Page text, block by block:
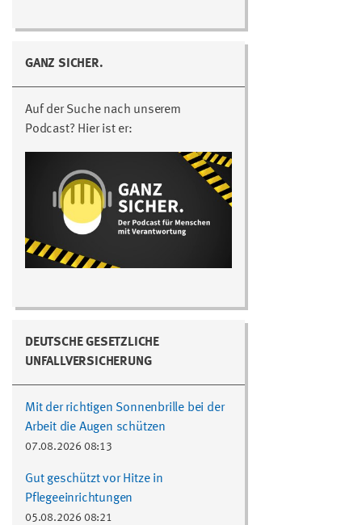
GANZ SICHER.
Auf der Suche nach unserem
Podcast? Hier ist er:
DEUTSCHE GESETZLICHE
UNFALLVERSICHERUNG
Mit der richtigen Sonnenbrille bei der
Arbeit die Augen schützen
07.08.2026 08:13
Gut geschützt vor Hitze in
Pflegeeinrichtungen
05.08.2026 08:21